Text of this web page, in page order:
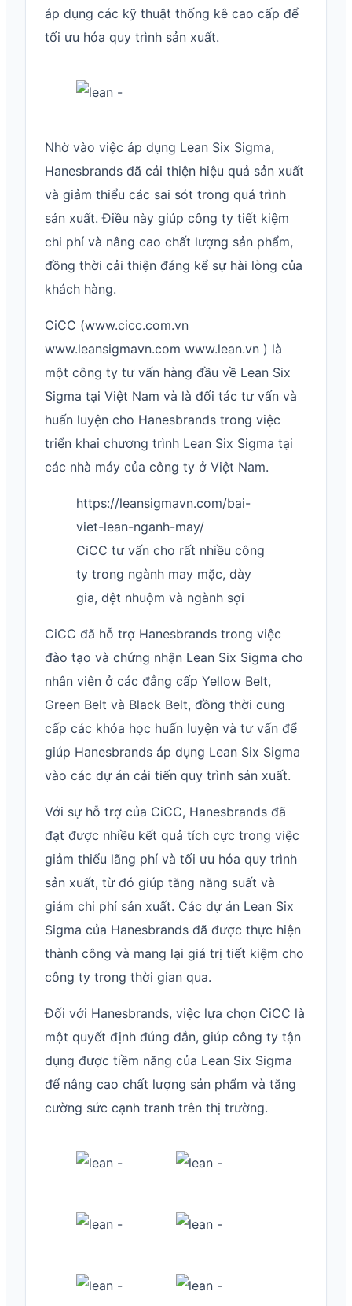
áp dụng các kỹ thuật thống kê cao cấp để
tối ưu hóa quy trình sản xuất.
Nhờ vào việc áp dụng Lean Six Sigma,
Hanesbrands đã cải thiện hiệu quả sản xuất
và giảm thiểu các sai sót trong quá trình
sản xuất. Điều này giúp công ty tiết kiệm
chi phí và nâng cao chất lượng sản phẩm,
đồng thời cải thiện đáng kể sự hài lòng của
khách hàng.
CiCC (www.cicc.com.vn
www.leansigmavn.com www.lean.vn ) là
một công ty tư vấn hàng đầu về Lean Six
Sigma tại Việt Nam và là đối tác tư vấn và
huấn luyện cho Hanesbrands trong việc
triển khai chương trình Lean Six Sigma tại
các nhà máy của công ty ở Việt Nam.
https://leansigmavn.com/bai-
viet-lean-nganh-may/
CiCC tư vấn cho rất nhiều công
ty trong ngành may mặc, dày
gia, dệt nhuộm và ngành sợi
CiCC đã hỗ trợ Hanesbrands trong việc
đào tạo và chứng nhận Lean Six Sigma cho
nhân viên ở các đẳng cấp Yellow Belt,
Green Belt và Black Belt, đồng thời cung
cấp các khóa học huấn luyện và tư vấn để
giúp Hanesbrands áp dụng Lean Six Sigma
vào các dự án cải tiến quy trình sản xuất.
Với sự hỗ trợ của CiCC, Hanesbrands đã
đạt được nhiều kết quả tích cực trong việc
giảm thiểu lãng phí và tối ưu hóa quy trình
sản xuất, từ đó giúp tăng năng suất và
giảm chi phí sản xuất. Các dự án Lean Six
Sigma của Hanesbrands đã được thực hiện
thành công và mang lại giá trị tiết kiệm cho
công ty trong thời gian qua.
Đối với Hanesbrands, việc lựa chọn CiCC là
một quyết định đúng đắn, giúp công ty tận
dụng được tiềm năng của Lean Six Sigma
để nâng cao chất lượng sản phẩm và tăng
cường sức cạnh tranh trên thị trường.